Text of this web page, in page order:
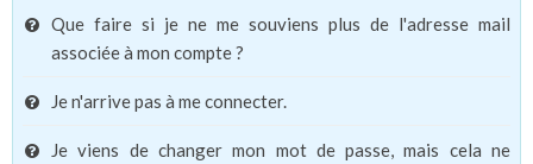
Que faire si je ne me souviens plus de l'adresse mail
associée à mon compte ?
Je n'arrive pas à me connecter.
Je viens de changer mon mot de passe, mais cela ne